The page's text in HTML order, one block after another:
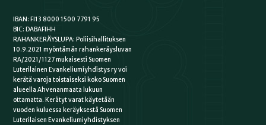
IBAN: FI13 8000 1500 7791 95
BIC: DABAFIHH
RAHANKERÄYSLUPA: Poliisihallituksen
10.9.2021 myöntämän rahankeräysluvan
RA/2021/1127 mukaisesti Suomen
Luterilainen Evankeliumiyhdistys ry voi
kerätä varoja toistaiseksi koko Suomen
alueella Ahvenanmaata lukuun
ottamatta. Kerätyt varat käytetään
vuoden kuluessa keräyksestä Suomen
Luterilaisen Evankeliumiyhdistyksen